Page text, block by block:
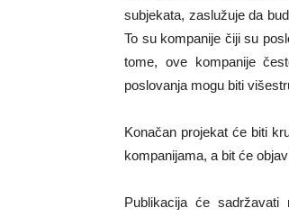
subjekata, zaslužuje da
To su kompanije čiji su
tome, ove kompanije
poslovanja mogu biti
Konačan projekat će biti
kompanijama, a bit će
Publikacija će sadržavati